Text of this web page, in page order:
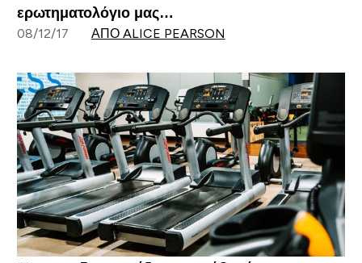
ερωτηματολόγιο μας…
08/12/17 ΑΠΌ ALICE PEARSON